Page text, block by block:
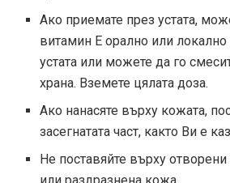
Ако приемате през устата,
витамин Е орално или
устата или можете да го
храна. Вземете цялата доза.
Ако нанасяте върху кожата,
засегнатата част, както Ви е
Не поставяйте върху